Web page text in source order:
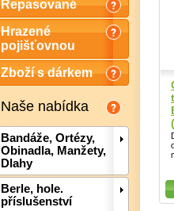
Repasované
Hrazené
pojišťovnou
Zboží s dárkem
Naše nabídka
Bandáže, Ortézy,
Obinadla, Manžety,
Dlahy
Berle, hole.
příslušenství
Detail